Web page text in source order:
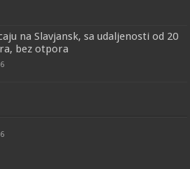
na Slavjansk, sa udaljenosti od 20
bez otpora